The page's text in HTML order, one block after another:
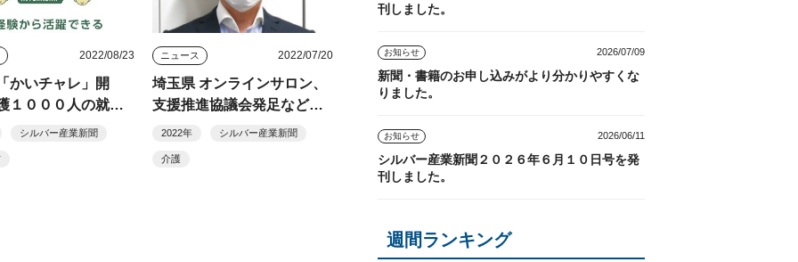
2022/08/23
かいチャレ」開
０００人の就業
すシルバー産業新聞
ニュース 2022/07/20
埼玉県 オンラインサロン、
支援推進協議会発足など枠
組み続々
2022年 シルバー産業新聞
介護
刊しました。
お知らせ 2026/07/09
新聞・書籍のお申し込みがより分かりやすくな
りました。
お知らせ 2026/06/11
シルバー産業新聞２０２６年６月１０日号を発
刊しました。
週間ランキング